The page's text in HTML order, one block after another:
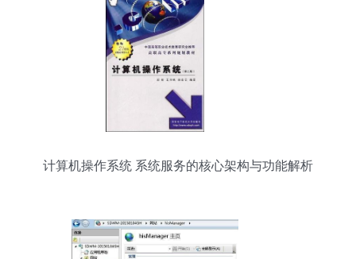
计算机操作系统 系统服务的核心架构与功能解析